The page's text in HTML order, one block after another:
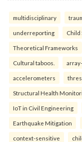
multidisciplinary
underreporting Child
Theoretical Frameworks
Cultural taboos.
accelerometers
Structural Health
IoT in Civil Engineering
Earthquake Mitigation
context-sensitive